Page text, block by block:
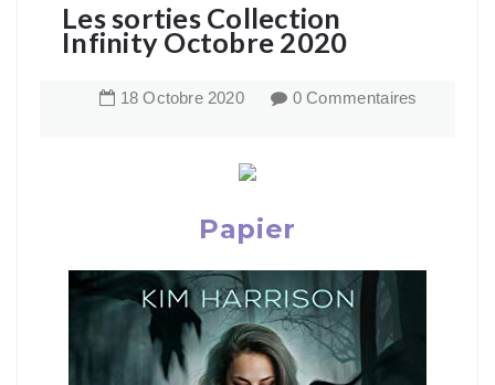
Les sorties Collection
Infinity Octobre 2020
18 Octobre 2020 0 Commentaires
Papier